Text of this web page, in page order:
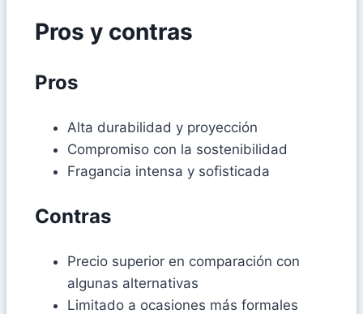
Pros y contras
Pros
Alta durabilidad y proyección
Compromiso con la sostenibilidad
Fragancia intensa y sofisticada
Contras
Precio superior en comparación con
algunas alternativas
Limitado a ocasiones más formales